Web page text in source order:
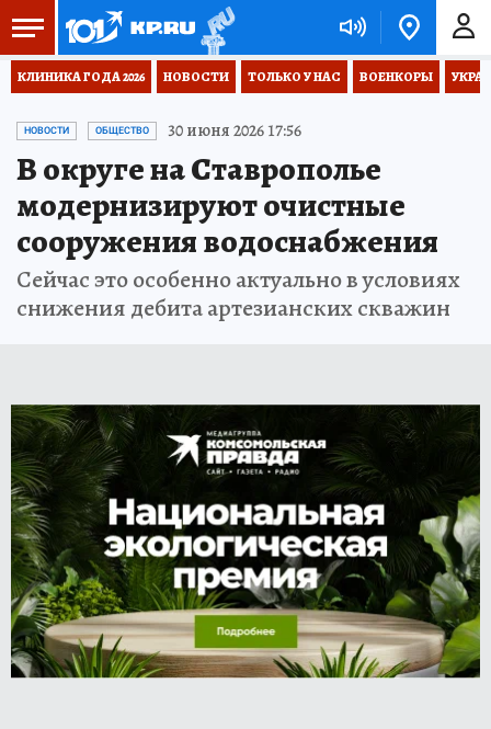
КЛИНИКА ГОДА 2026 НОВОСТИ ТОЛЬКО У НАС ВОЕНКОРЫ
НОВОСТИ ОБЩЕСТВО 30 июня 2026 17:56
В округе на Ставрополье
модернизируют очистные
сооружения водоснабжения
Сейчас это особенно актуально в условиях
снижения дебита артезианских скважин